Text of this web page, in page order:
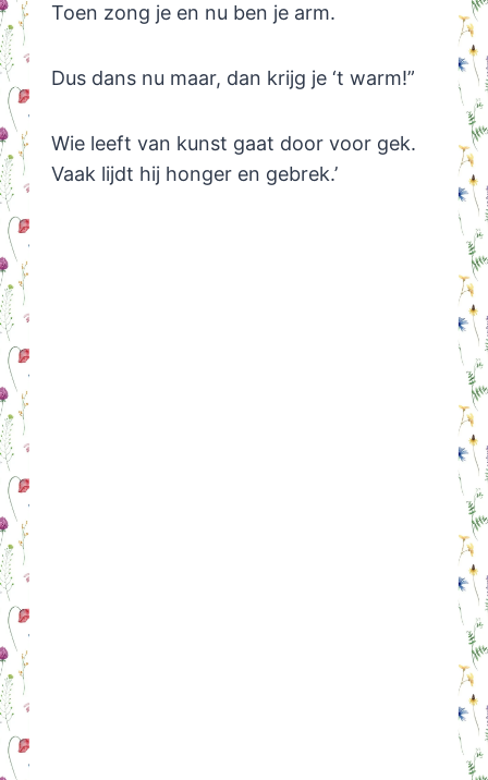
Toen zong je en nu ben je arm.
Dus dans nu maar, dan krijg je ‘t warm!”
Wie leeft van kunst gaat door voor gek.
Vaak lijdt hij honger en gebrek.’